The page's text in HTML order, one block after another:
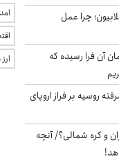
چرا عمل
آن فرا رسیده که
پیشرفته روسیه بر فراز اروپای
و کره شمالی؟/ آنچه